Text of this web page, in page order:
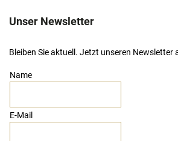
Unser Newsletter
Bleiben Sie aktuell. Jetzt unseren Newsletter
Name
E-Mail